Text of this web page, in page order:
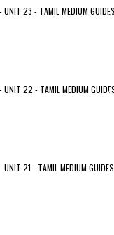
UNIT 23 - TAMIL MEDIUM
UNIT 22 - TAMIL MEDIUM
21 - TAMIL MEDIUM GUIDES